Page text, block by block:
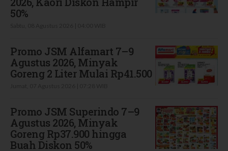
50%
Promo JSM Alfamart 7–9
Agustus 2026, Minyak
Goreng 2 Liter Mulai Rp41.500
Promo JSM Superindo 7–9
Agustus 2026, Minyak
Goreng Rp37.900 hingga
Buah Diskon 50%